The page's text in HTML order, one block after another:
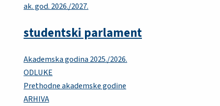
ak. god. 2026./2027.
studentski parlament
Akademska godina 2025./2026.
ODLUKE
Prethodne akademske godine
ARHIVA